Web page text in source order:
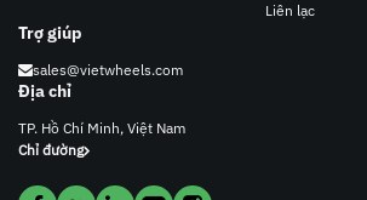
Liên lạc
Địa chỉ
TP. Hồ Chí Minh, Việt Nam
Chỉ đường
Trợ giúp
sales@vietwheels.com